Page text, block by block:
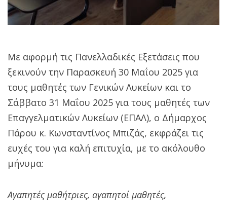
Με αφορμή τις Πανελλαδικές Εξετάσεις που
ξεκινούν την Παρασκευή 30 Μαΐου 2025 για
τους μαθητές των Γενικών Λυκείων και το
Σάββατο 31 Μαΐου 2025 για τους μαθητές των
Επαγγελματικών Λυκείων (ΕΠΑΛ), ο Δήμαρχος
Πάρου κ. Κωνσταντίνος Μπιζάς, εκφράζει τις
ευχές του για καλή επιτυχία, με το ακόλουθο
μήνυμα:
Αγαπητές μαθήτριες, αγαπητοί μαθητές,